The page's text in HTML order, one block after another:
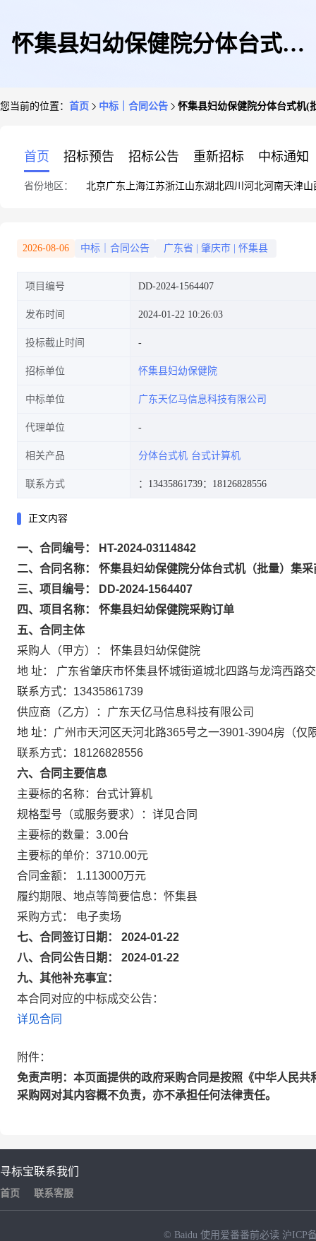
怀集县妇幼保健院分体台式机
您当前的位置： 首页 中标｜合同公告 怀集县妇幼保健院分体台式机(
首页 招标预告 招标公告 重新招标 中标通知
省份地区： 北京广东 上海江苏浙江山东湖北四川 河北河南天津山
2026-08-06 中标｜合同公告 广东省 肇庆市 怀集县
项目编号 DD-2024-1564407
发布时间 2024-01-22 10:26:03
投标截止时间
招标单位 怀集县妇幼保健院
中标单位 广东天亿马信息科技有限公司
代理单位
相关产品 分体台式机 台式计算机
联系方式 ：13435861739：18126828556
正文内容
一、合同编号： HT-2024-03114842
二、合同名称： 怀集县妇幼保健院分体台式机（批量）集
三、项目编号： DD-2024-1564407
四、项目名称： 怀集县妇幼保健院采购订单
五、合同主体
采购人（甲方）： 怀集县妇幼保健院
地 址： 广东省肇庆市怀集县怀城街道城北四路与龙湾西路
联系方式：13435861739
供应商（乙方）：广东天亿马信息科技有限公司
地 址：广州市天河区天河北路365号之一3901-3904房（仅
联系方式：18126828556
六、合同主要信息
主要标的名称：台式计算机
规格型号（或服务要求）：详见合同
主要标的数量：3.00台
主要标的单价：3710.00元
合同金额： 1.113000万元
履约期限、地点等简要信息：怀集县
采购方式： 电子卖场
七、合同签订日期： 2024-01-22
八、合同公告日期： 2024-01-22
九、其他补充事宜：
本合同对应的中标成交公告：
详见合同
附件：
免责声明：本页面提供的政府采购合同是按照《中华人民
采购网对其内容概不负责，亦不承担任何法律责任。
寻标宝
首页
联系我们
联系客服
© Baidu 使用爱番番前必读 沪ICP